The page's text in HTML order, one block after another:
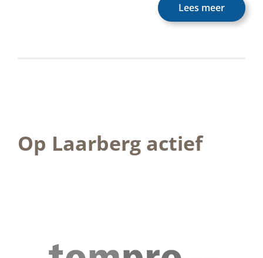
Lees meer
Op Laarberg actief